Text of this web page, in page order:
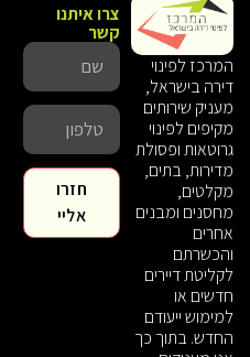
המרכז לפינוי
דירה בישראל,
מעניק שירותים
מקיפים לפינוי
גרוטאות ופסולת
מדירות, בתים,
מקלטים,
מחסנים ומבנים
אחרים
והכשרתם
לקליטת דיירים
חדשים או
למימוש ייעודם
החדש. בתוך כך
צרו איתנו
קשר
חזרו
אליי